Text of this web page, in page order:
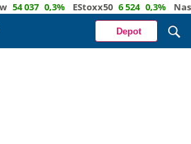
54 037 0,3% EStoxx50 6 524 0,3%
Depot